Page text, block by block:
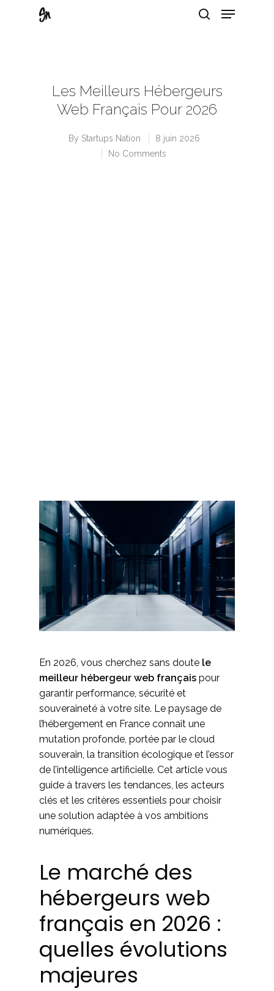
Les Meilleurs Hébergeurs
Web Français Pour 2026
By Startups Nation
8 juin 2026
No Comments
En 2026, vous cherchez sans doute le
meilleur hébergeur web français pour
garantir performance, sécurité et
souveraineté à votre site. Le paysage de
l’hébergement en France connaît une
mutation profonde, portée par le cloud
souverain, la transition écologique et l’essor
de l’intelligence artificielle. Cet article vous
guide à travers les tendances, les acteurs
clés et les critères essentiels pour choisir
une solution adaptée à vos ambitions
numériques.
Le marché des
hébergeurs web
français en 2026 :
quelles évolutions
majeures